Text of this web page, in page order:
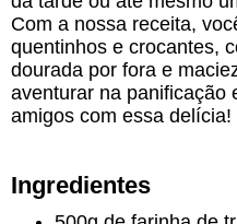
Com a nossa receita,
quentinhos e crocantes,
dourada por fora e
aventurar na panificação
amigos com essa delícia!
Ingredientes